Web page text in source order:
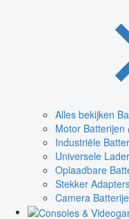
Alles bekijken
Motor Batterijen
Industriële
Universele
Oplaadbare
Stekker
Camera